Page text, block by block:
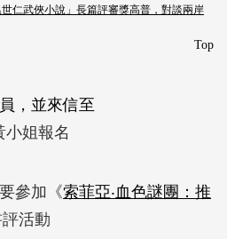
仁武俠小說」長篇評審獎高普，對談兩岸
Top
，並來信至
小姐報名
參加《索菲亞‧血色謎團：推
活動